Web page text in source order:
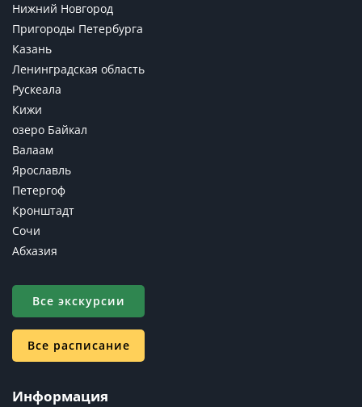
Нижний Новгород
Пригороды Петербурга
Казань
Ленинградская область
Рускеала
Кижи
озеро Байкал
Валаам
Ярославль
Петергоф
Кронштадт
Сочи
Абхазия
Все экскурсии
Все расписание
Информация